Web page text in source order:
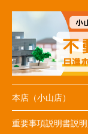
本店（小山店）
重要事項説明書説